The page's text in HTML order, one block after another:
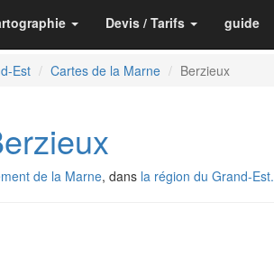
Devis / Tarifs guide
Est Cartes de la Marne Berzieux
de la Marne, dans la région du Grand-Est.